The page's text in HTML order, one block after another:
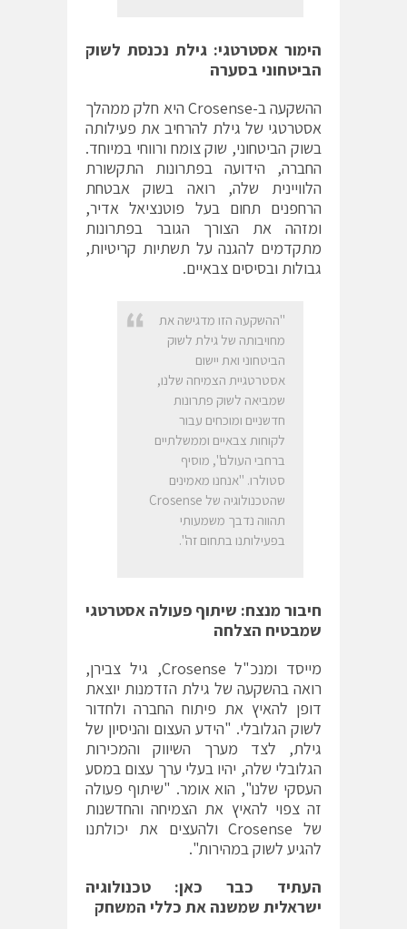
הימור אסטרטגי: גילת נכנסת לשוק
הביטחוני בסערה
ההשקעה ב-Crosense היא חלק ממהלך
אסטרטגי של גילת להרחיב את פעילותה
בשוק הביטחוני, שוק צומח ורווחי במיוחד.
החברה, הידועה בפתרונות התקשורת
הלוויינית שלה, רואה בשוק אבטחת
הרחפנים תחום בעל פוטנציאל אדיר,
ומזהה את הצורך הגובר בפתרונות
מתקדמים להגנה על תשתיות קריטיות,
גבולות ובסיסים צבאיים.
"ההשקעה הזו מדגישה את
מחויבותה של גילת לשוק
הביטחוני ואת יישום
אסטרטגיית הצמיחה שלנו,
שמביאה לשוק פתרונות
חדשניים ומוכחים עבור
לקוחות צבאיים וממשלתיים
ברחבי העולם", מוסיף
סטולרו. "אנחנו מאמינים
שהטכנולוגיה של Crosense
תהווה נדבך משמעותי
בפעילותנו בתחום זה".
חיבור מנצח: שיתוף פעולה אסטרטגי
שמבטיח הצלחה
מייסד ומנכ"ל Crosense, גיל צבירן,
רואה בהשקעה של גילת הזדמנות יוצאת
דופן להאיץ את פיתוח החברה ולחדור
לשוק הגלובלי. "הידע העצום והניסיון של
גילת, לצד מערך השיווק והמכירות
הגלובלי שלה, יהיו בעלי ערך עצום במסע
העסקי שלנו", הוא אומר. "שיתוף פעולה
זה צפוי להאיץ את הצמיחה והחדשנות
של Crosense ולהעצים את יכולתנו
להגיע לשוק במהירות".
העתיד כבר כאן: טכנולוגיה
ישראלית שמשנה את כללי המשחק